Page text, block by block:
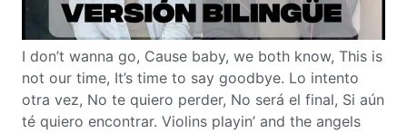
I don’t wanna go, Cause baby, we both know, This is
not our time, It’s time to say goodbye. Lo intento
otra vez, No te quiero perder, No será el final, Si aún
té quiero encontrar. Violins playin’ and the angels